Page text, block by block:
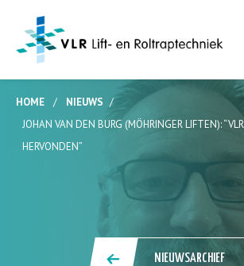
HOME / NIEUWS /
JOHAN VAN DEN BURG (MÖHRINGER LIFTEN):
HERVONDEN”
NIEUWSARCHIEF